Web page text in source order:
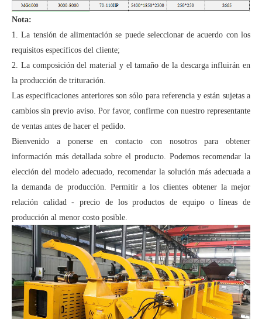
Nota:
1. La tensión de alimentación se puede seleccionar de acuerdo con los
requisitos específicos del cliente;
2. La composición del material y el tamaño de la descarga influirán en
la producción de trituración.
Las especificaciones anteriores son sólo para referencia y están sujetas a
cambios sin previo aviso. Por favor, confirme con nuestro representante
de ventas antes de hacer el pedido.
Bienvenido a ponerse en contacto con nosotros para obtener
información más detallada sobre el producto. Podemos recomendar la
elección del modelo adecuado, recomendar la solución más adecuada a
la demanda de producción. Permitir a los clientes obtener la mejor
relación calidad - precio de los productos de equipo o líneas de
producción al menor costo posible.